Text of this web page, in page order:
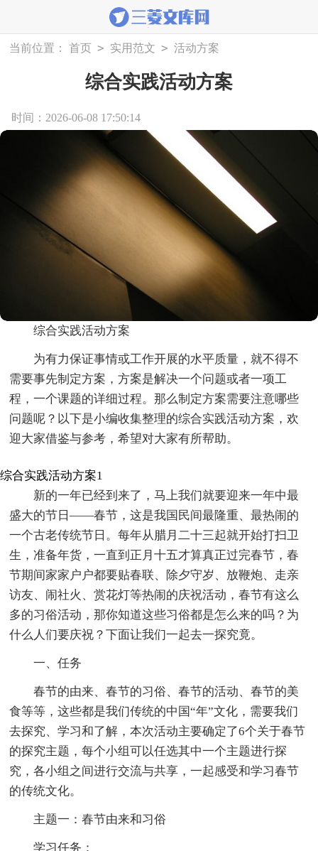
当前位置： 首页 > 实用范文 > 活动方案
综合实践活动方案
时间：2026-06-08 17:50:14
综合实践活动方案
为有力保证事情或工作开展的水平质量，就不得不
需要事先制定方案，方案是解决一个问题或者一项工
程，一个课题的详细过程。那么制定方案需要注意哪些
问题呢？以下是小编收集整理的综合实践活动方案，欢
迎大家借鉴与参考，希望对大家有所帮助。
综合实践活动方案1
新的一年已经到来了，马上我们就要迎来一年中最
盛大的节日——春节，这是我国民间最隆重、最热闹的
一个古老传统节日。每年从腊月二十三起就开始打扫卫
生，准备年货，一直到正月十五才算真正过完春节，春
节期间家家户户都要贴春联、除夕守岁、放鞭炮、走亲
访友、闹社火、赏花灯等热闹的庆祝活动，春节有这么
多的习俗活动，那你知道这些习俗都是怎么来的吗？为
什么人们要庆祝？下面让我们一起去一探究竟。
一、任务
春节的由来、春节的习俗、春节的活动、春节的美
食等等，这些都是我们传统的中国“年”文化，需要我们
去探究、学习和了解，本次活动主要确定了6个关于春节
的探究主题，每个小组可以任选其中一个主题进行探
究，各小组之间进行交流与共享，一起感受和学习春节
的传统文化。
主题一：春节由来和习俗
学习任务：